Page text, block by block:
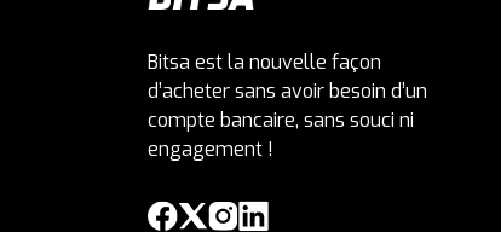
Bitsa est la nouvelle façon
d’acheter sans avoir besoin d’un
compte bancaire, sans souci ni
engagement !